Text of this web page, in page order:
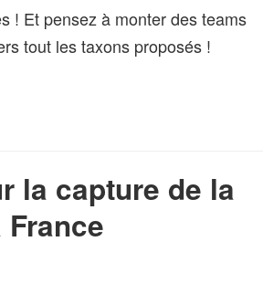
! Et pensez à monter des teams
tout les taxons proposés !
la capture de la